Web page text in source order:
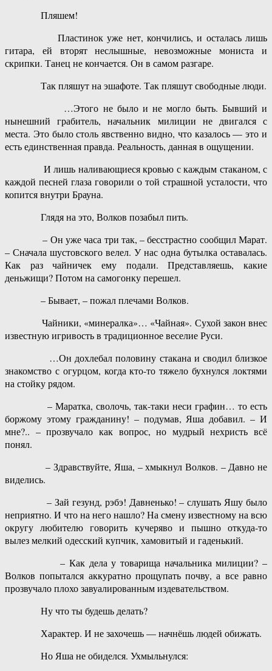
Пляшем!
Пластинок уже нет, кончились, и осталась лишь
гитара, ей вторят неслышные, невозможные мониста и
скрипки. Танец не кончается. Он в самом разгаре.
Так пляшут на эшафоте. Так пляшут свободные люди.
…Этого не было и не могло быть. Бывший и
нынешний грабитель, начальник милиции не двигался с
места. Это было столь явственно видно, что казалось — это и
есть единственная правда. Реальность, данная в ощущении.
И лишь наливающиеся кровью с каждым стаканом, с
каждой песней глаза говорили о той страшной усталости, что
копится внутри Брауна.
Глядя на это, Волков позабыл пить.
– Он уже часа три так, – бесстрастно сообщил Марат.
– Сначала шустовского велел. У нас одна бутылка оставалась.
Как раз чайничек ему подали. Представляешь, какие
деньжищи? Потом на самогонку перешел.
– Бывает, – пожал плечами Волков.
Чайники, «минералка»… «Чайная». Сухой закон внес
известную игривость в традиционное веселие Руси.
…Он дохлебал половину стакана и сводил близкое
знакомство с огурцом, когда кто-то тяжело бухнулся локтями
на стойку рядом.
– Маратка, сволочь, так-таки неси графин… то есть
боржому этому гражданину! – подумав, Яша добавил. – И
мне?.. – прозвучало как вопрос, но мудрый нехристь всё
понял.
– Здравствуйте, Яша, – хмыкнул Волков. – Давно не
виделись.
– Зай гезунд, рэбэ! Давненько! – слушать Яшу было
неприятно. И что на него нашло? На смену известному на всю
округу любителю говорить кучеряво и пышно откуда-то
вылез мелкий одесский купчик, хамовитый и гаденький.
– Как дела у товарища начальника милиции? –
Волков попытался аккуратно прощупать почву, а все равно
прозвучало плохо завуалированным издевательством.
Ну что ты будешь делать?
Характер. И не захочешь — начнёшь людей обижать.
Но Яша не обиделся. Ухмыльнулся: